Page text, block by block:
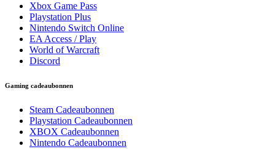
Xbox Game Pass
Playstation Plus
Nintendo Switch Online
EA Access / Play
World of Warcraft
Discord
Gaming cadeaubonnen
Steam Cadeaubonnen
Playstation Cadeaubonnen
XBOX Cadeaubonnen
Nintendo Cadeaubonnen